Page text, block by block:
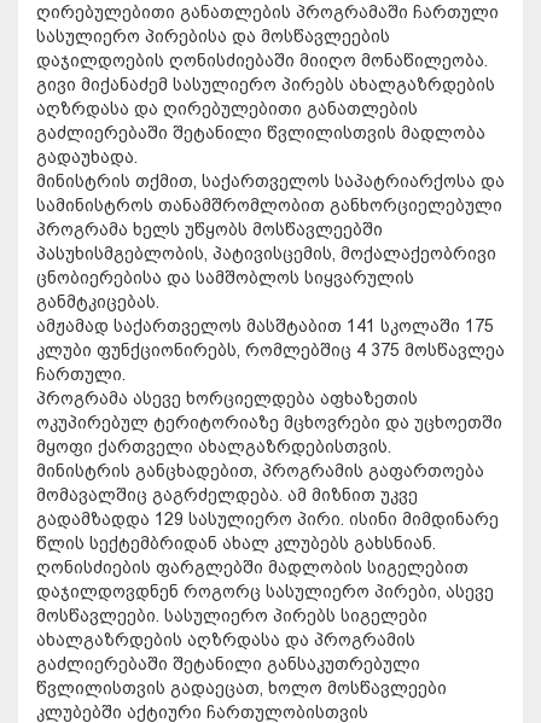
ღირებულებითი განათლების პროგრამაში ჩართული
სასულიერო პირებისა და მოსწავლეების
დაჯილდოების ღონისძიებაში მიიღო მონაწილეობა.
გივი მიქანაძემ სასულიერო პირებს ახალგაზრდების
აღზრდასა და ღირებულებითი განათლების
გაძლიერებაში შეტანილი წვლილისთვის მადლობა
გადაუხადა.
მინისტრის თქმით, საქართველოს საპატრიარქოსა და
სამინისტროს თანამშრომლობით განხორციელებული
პროგრამა ხელს უწყობს მოსწავლეებში
პასუხისმგებლობის, პატივისცემის, მოქალაქეობრივი
ცნობიერებისა და სამშობლოს სიყვარულის
განმტკიცებას.
ამჟამად საქართველოს მასშტაბით 141 სკოლაში 175
კლუბი ფუნქციონირებს, რომლებშიც 4 375 მოსწავლეა
ჩართული.
პროგრამა ასევე ხორციელდება აფხაზეთის
ოკუპირებულ ტერიტორიაზე მცხოვრები და უცხოეთში
მყოფი ქართველი ახალგაზრდებისთვის.
მინისტრის განცხადებით, პროგრამის გაფართოება
მომავალშიც გაგრძელდება. ამ მიზნით უკვე
გადამზადდა 129 სასულიერო პირი. ისინი მიმდინარე
წლის სექტემბრიდან ახალ კლუბებს გახსნიან.
ღონისძიების ფარგლებში მადლობის სიგელებით
დაჯილდოვდნენ როგორც სასულიერო პირები, ასევე
მოსწავლეები. სასულიერო პირებს სიგელები
ახალგაზრდების აღზრდასა და პროგრამის
გაძლიერებაში შეტანილი განსაკუთრებული
წვლილისთვის გადაეცათ, ხოლო მოსწავლეები
კლუბებში აქტიური ჩართულობისთვის